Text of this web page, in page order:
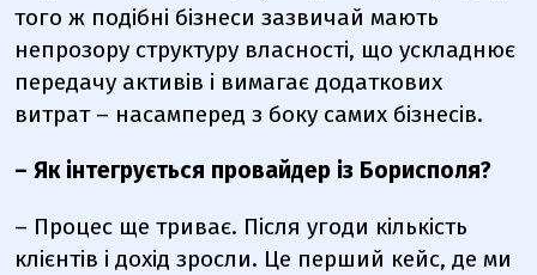
того ж подібні бізнеси зазвичай мають
непрозору структуру власності, що ускладнює
передачу активів і вимагає додаткових
витрат – насамперед з боку самих бізнесів.
– Як інтегрується провайдер із Борисполя?
– Процес ще триває. Після угоди кількість
клієнтів і дохід зросли. Це перший кейс, де ми